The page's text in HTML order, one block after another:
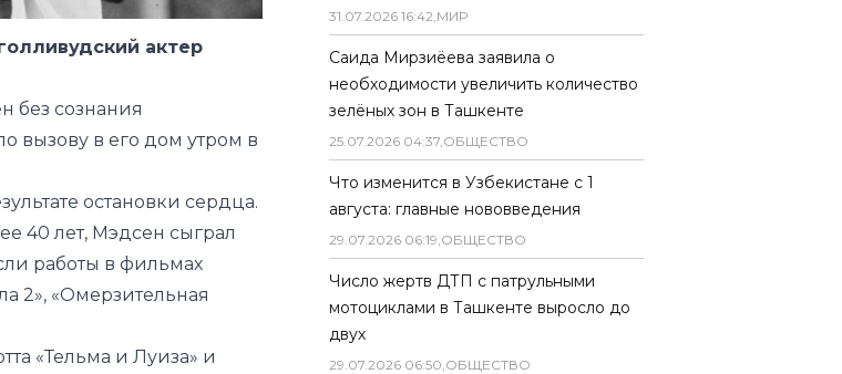
актер
без сознания
вызову в его дом утром в
остановки сердца.
40 лет, Мэдсен сыграл
работы в фильмах
2», «Омерзительная
«Тельма и Луиза» и
31.07.2026 16:42,МИР
Саида Мирзиёева заявила о
необходимости увеличить количество
зелёных зон в Ташкенте
25.07.2026 04:37,ОБЩЕСТВО
Что изменится в Узбекистане с 1
августа: главные нововведения
29.07.2026 06:19,ОБЩЕСТВО
Число жертв ДТП с патрульными
мотоциклами в Ташкенте выросло до
двух
29.07.2026 06:50,ОБЩЕСТВО